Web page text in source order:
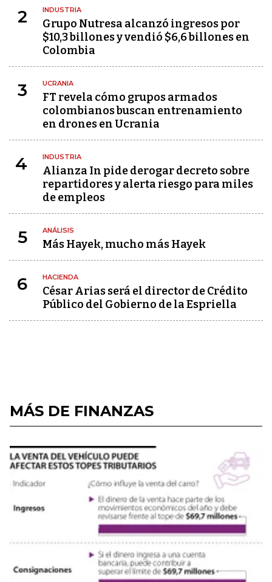
2 INDUSTRIA
Grupo Nutresa alcanzó ingresos por
$10,3 billones y vendió $6,6 billones en
Colombia
3 UCRANIA
FT revela cómo grupos armados
colombianos buscan entrenamiento
en drones en Ucrania
4 INDUSTRIA
Alianza In pide derogar decreto sobre
repartidores y alerta riesgo para miles
de empleos
5 ANÁLISIS
Más Hayek, mucho más Hayek
6 HACIENDA
César Arias será el director de Crédito
Público del Gobierno de la Espriella
MÁS DE FINANZAS